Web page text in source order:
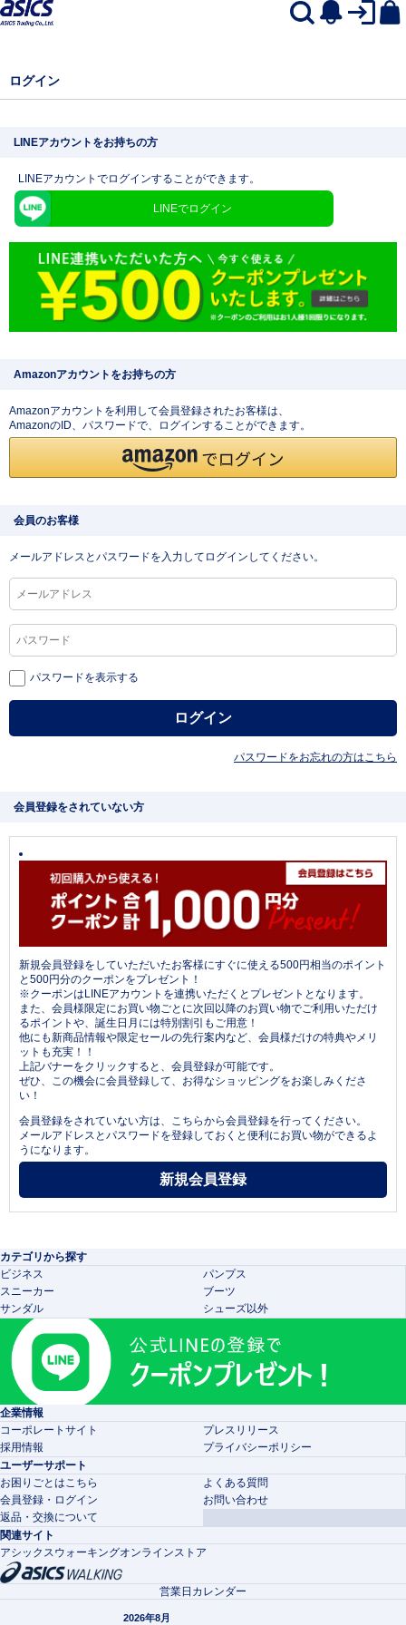
ログイン
LINEアカウントをお持ちの方
LINEアカウントでログインすることができます。
LINEでログイン
Amazonアカウントをお持ちの方
Amazonアカウントを利用して会員登録されたお客様は、
AmazonのID、パスワードで、ログインすることができます。
会員のお客様
メールアドレスとパスワードを入力してログインしてください。
パスワードを表示する
パスワードをお忘れの方はこちら
会員登録をされていない方
新規会員登録をしていただいたお客様にすぐに使える500円相当のポイント
と500円分のクーポンをプレゼント！
※クーポンはLINEアカウントを連携いただくとプレゼントとなります。
また、会員様限定にお買い物ごとに次回以降のお買い物でご利用いただけ
るポイントや、誕生日月には特別割引もご用意！
他にも新商品情報や限定セールの先行案内など、会員様だけの特典やメリ
ットも充実！！
上記バナーをクリックすると、会員登録が可能です。
ぜひ、この機会に会員登録して、お得なショッピングをお楽しみくださ
い！
会員登録をされていない方は、こちらから会員登録を行ってください。
メールアドレスとパスワードを登録しておくと便利にお買い物ができるよ
うになります。
カテゴリから探す
ビジネス
パンプス
スニーカー
ブーツ
サンダル
シューズ以外
企業情報
コーポレートサイト
プレスリリース
採用情報
プライバシーポリシー
ユーザーサポート
お困りごとはこちら
よくある質問
会員登録・ログイン
お問い合わせ
返品・交換について
関連サイト
アシックスウォーキングオンラインストア
営業日カレンダー
2026年8月